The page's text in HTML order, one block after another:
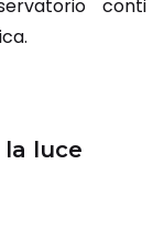
conti
luce